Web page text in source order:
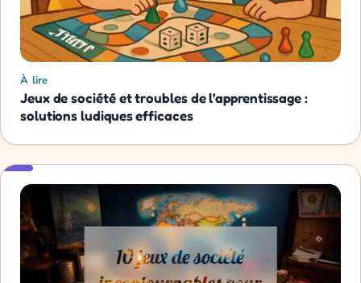
À lire
Jeux de société et troubles de l’apprentissage :
solutions ludiques efficaces